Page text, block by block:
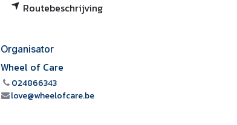
Routebeschrijving
Organisator
Wheel of Care
024866343
love@wheelofcare.be